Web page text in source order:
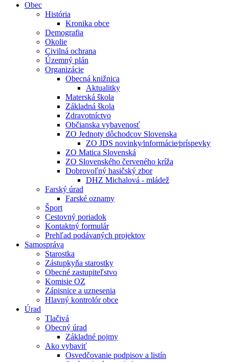
Obec
História
Kronika obce
Demografia
Okolie
Civilná ochrana
Územný plán
Organizácie
Obecná knižnica
Aktualitky
Materská škola
Základná škola
Zdravotníctvo
Občianska vybavenosť
ZO Jednoty dôchodcov Slovenska
ZO JDS novinky⁄informácie⁄príspevky
ZO Matica Slovenská
ZO Slovenského červeného kríža
Dobrovoľný hasičský zbor
DHZ Michalová - mládež
Farský úrad
Farské oznamy
Šport
Cestovný poriadok
Kontaktný formulár
Prehľad podávaných projektov
Samospráva
Starostka
Zástupkyňa starostky
Obecné zastupiteľstvo
Komisie OZ
Zápisnice a uznesenia
Hlavný kontrolór obce
Úrad
Tlačivá
Obecný úrad
Základné pojmy
Ako vybaviť
Osvedčovanie podpisov a listín